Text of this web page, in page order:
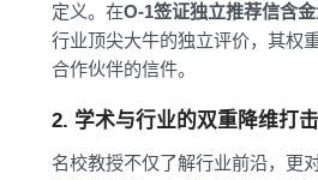
定义。在O-1签证独立推荐信含
行业顶尖大牛的独立评价，其权
合作伙伴的信件。
2. 学术与行业的双重降维打击
名校教授不仅了解行业前沿，更